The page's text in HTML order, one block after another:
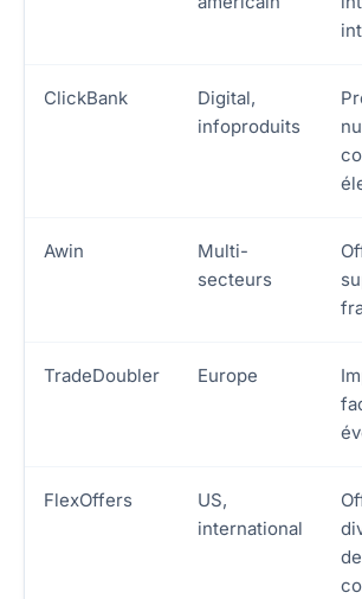
ClickBank
Digital,
infoproduits
Awin
Multi-
secteurs
TradeDoubler Europe
FlexOffers
US,
international
de